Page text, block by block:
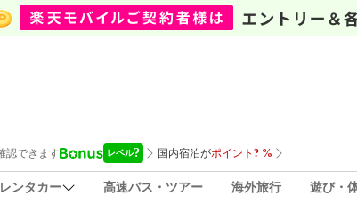
レンタカー 高速バス・ツアー 海外旅行 遊び・